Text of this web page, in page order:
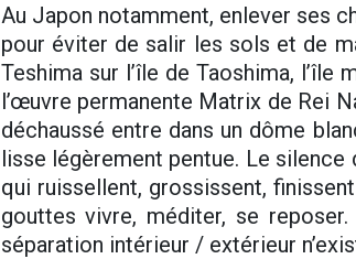
Au Japon notamment, enlever ses
pour éviter de salir les sols et de
Teshima sur l’île de Taoshima,
l’œuvre permanente Matrix de Rei
déchaussé entre dans un dôme
lisse légèrement pentue. Le
qui ruissellent, grossissent,
gouttes vivre, méditer, se reposer.
séparation intérieur / extérieur